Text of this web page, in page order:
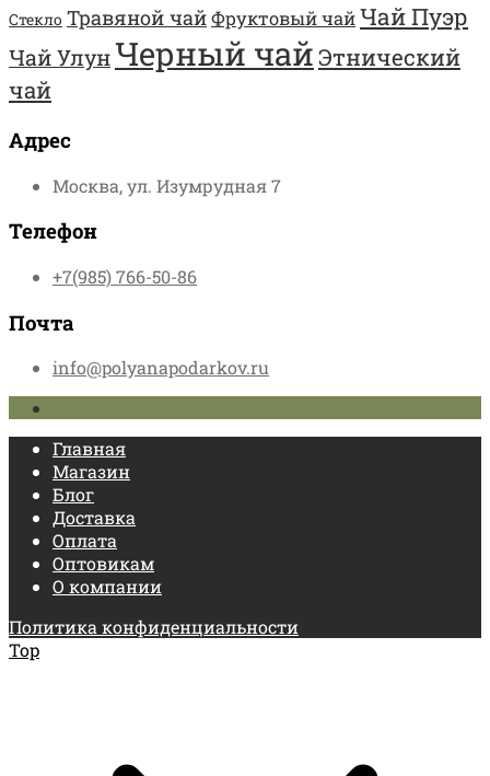
Стекло Травяной чайФруктовый чайЧай Пуэр
Чай УлунЧерный чайЭтнический
чай
Адрес
Москва, ул. Изумрудная 7
Телефон
+7(985) 766-50-86
Почта
info@polyanapodarkov.ru
Главная
Магазин
Блог
Доставка
Оплата
Оптовикам
О компании
Политика конфиденциальности
Top